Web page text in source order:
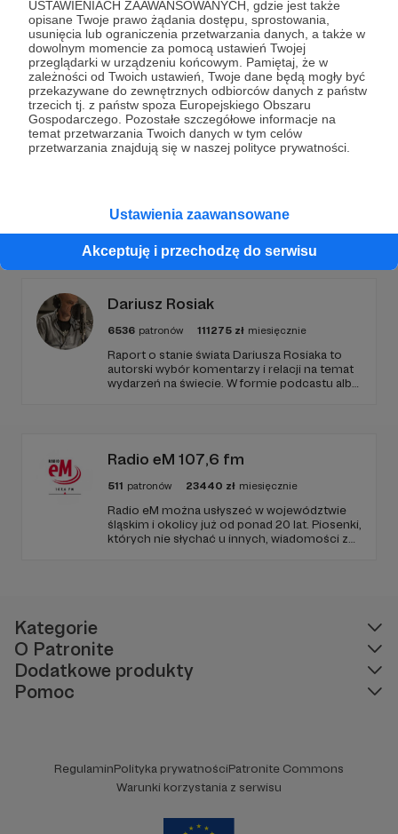
USTAWIENIACH ZAAWANSOWANYCH, gdzie jest także
opisane Twoje prawo żądania dostępu, sprostowania,
usunięcia lub ograniczenia przetwarzania danych, a także w
dowolnym momencie za pomocą ustawień Twojej
przeglądarki w urządzeniu końcowym. Pamiętaj, że w
zależności od Twoich ustawień, Twoje dane będą mogły być
przekazywane do zewnętrznych odbiorców danych z państw
trzecich tj. z państw spoza Europejskiego Obszaru
Gospodarczego. Pozostałe szczegółowe informacje na
temat przetwarzania Twoich danych w tym celów
przetwarzania znajdują się w naszej polityce prywatności.
Ustawienia zaawansowane
Akceptuję i przechodzę do serwisu
Dołącz do grona Patronów!
Wesprzyj działalność AutoraStowarzyszenie Gospel
już teraz!
Zostań Patronem
Promowani autorzy
Dariusz Rosiak
6536 patronów 111275 zł miesięcznie
Raport o stanie świata Dariusza Rosiaka to
autorski wybór komentarzy i relacji na temat
wydarzeń na świecie. W formie podcastu albo
Radio eM 107,6 fm
511 patronów 23440 zł miesięcznie
Radio eM można usłyszeć w województwie
śląskim i okolicy już od ponad 20 lat. Piosenki,
których nie słychać u innych, wiadomości z
Kategorie
O Patronite
Dodatkowe produkty
Pomoc
RegulaminPolityka prywatnościPatronite Commons
Warunki korzystania z serwisu